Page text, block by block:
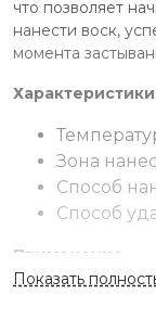
что позволяет
нанести воск,
момента
Характеристики
Зона
Способ
Способ
Применение
Показать